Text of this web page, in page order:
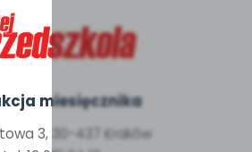
miesięcznika
3, 30-437 Kraków